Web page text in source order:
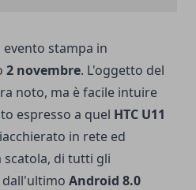
stampa in
2 novembre. L'oggetto del
noto, ma è facile intuire
espresso a quel HTC U11
in rete ed
di tutti gli
Android 8.0